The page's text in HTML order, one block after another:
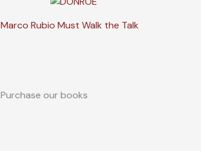
Marco Rubio Must Walk the Talk
Purchase our books